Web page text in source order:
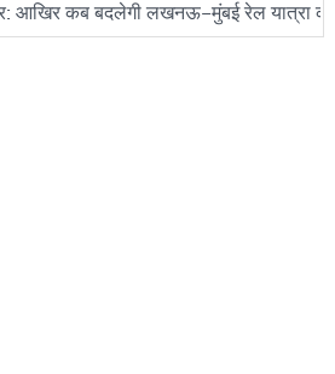
बदलेगी लखनऊ–मुंबई रेल यात्रा की तस्वीर?